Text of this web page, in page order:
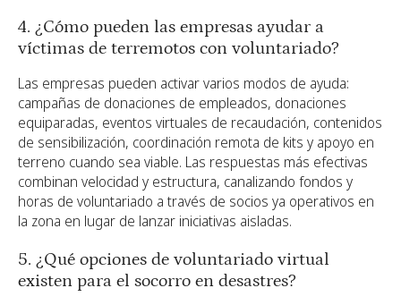
4. ¿Cómo pueden las empresas ayudar a
víctimas de terremotos con voluntariado?
Las empresas pueden activar varios modos de ayuda:
campañas de donaciones de empleados, donaciones
equiparadas, eventos virtuales de recaudación, contenidos
de sensibilización, coordinación remota de kits y apoyo en
terreno cuando sea viable. Las respuestas más efectivas
combinan velocidad y estructura, canalizando fondos y
horas de voluntariado a través de socios ya operativos en
la zona en lugar de lanzar iniciativas aisladas.
5. ¿Qué opciones de voluntariado virtual
existen para el socorro en desastres?